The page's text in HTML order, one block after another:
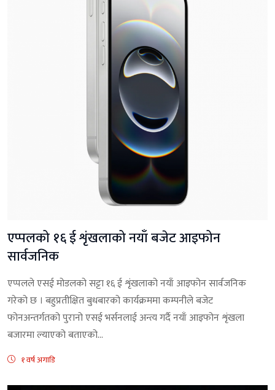
एप्पलको १६ ई शृंखलाको नयाँ बजेट आइफोन
सार्वजनिक
एप्पलले एसई मोडलको सट्टा १६ ई शृंखलाको नयाँ आइफोन सार्वजनिक
गरेको छ । बहुप्रतीक्षित बुधबारको कार्यक्रममा कम्पनीले बजेट
फोनअन्तर्गतको पुरानो एसई भर्सनलाई अन्त्य गर्दै नयाँ आइफोन शृंखला
बजारमा ल्याएको बताएको...
१ वर्ष अगाडि